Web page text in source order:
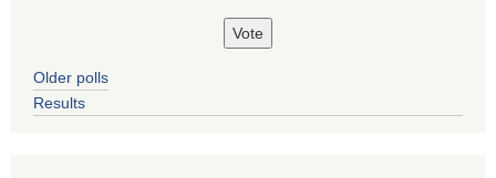
Older polls
Results